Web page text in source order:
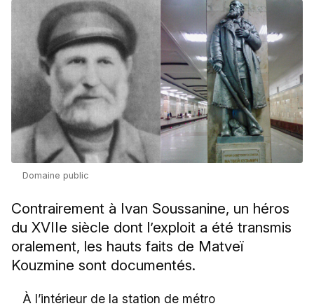
Domaine public
Contrairement à Ivan Soussanine, un héros
du XVIIe siècle dont l’exploit a été transmis
oralement, les hauts faits de Matveï
Kouzmine sont documentés.
À l’intérieur de la station de métro